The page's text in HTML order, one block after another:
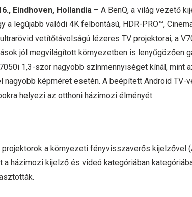
Eindhoven, Hollandia – A BenQ, a világ vezető
a legújabb valódi 4K felbontású, HDR-PRO™,
vetítőtávolságú lézeres TV projektorai, a
jól megvilágított környezetben is lenyűgözően
1,3-szor nagyobb színmennyiséget kínál, mint
nagyobb képméret esetén. A beépített Android TV-
helyezi az otthoni házimozi élményét.
a környezeti fényvisszaverős kijelzővel
a házimozi kijelző és videó kategóriában